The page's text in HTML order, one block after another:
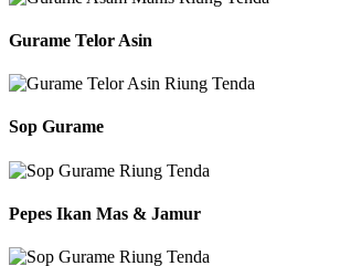
Gurame Telor Asin
Sop Gurame
Pepes Ikan Mas & Jamur